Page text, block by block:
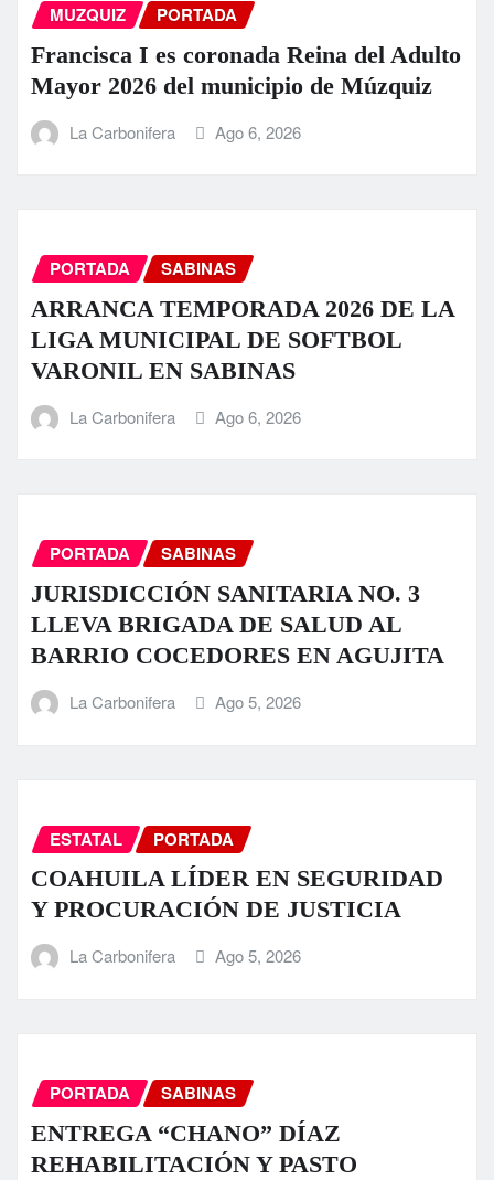
MUZQUIZ PORTADA
Francisca I es coronada Reina del Adulto
Mayor 2026 del municipio de Múzquiz
La Carbonifera Ago 6, 2026
PORTADA SABINAS
ARRANCA TEMPORADA 2026 DE LA
LIGA MUNICIPAL DE SOFTBOL
VARONIL EN SABINAS
La Carbonifera Ago 6, 2026
PORTADA SABINAS
JURISDICCIÓN SANITARIA NO. 3
LLEVA BRIGADA DE SALUD AL
BARRIO COCEDORES EN AGUJITA
La Carbonifera Ago 5, 2026
ESTATAL PORTADA
COAHUILA LÍDER EN SEGURIDAD
Y PROCURACIÓN DE JUSTICIA
La Carbonifera Ago 5, 2026
PORTADA SABINAS
ENTREGA “CHANO” DÍAZ
REHABILITACIÓN Y PASTO